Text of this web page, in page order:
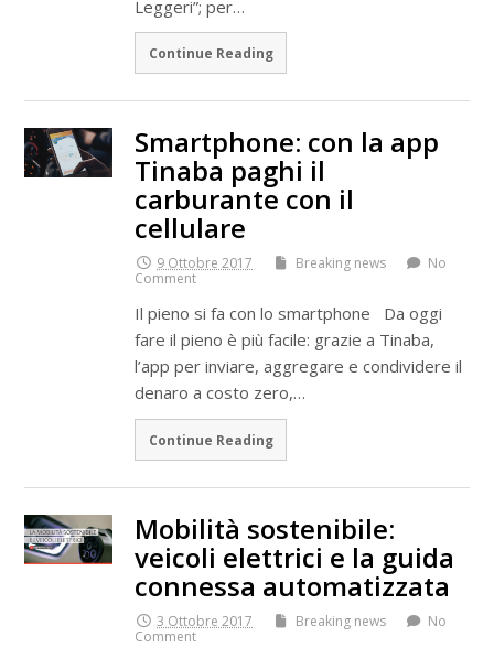
Leggeri”; per…
Continue Reading
Smartphone: con la app
Tinaba paghi il
carburante con il
cellulare
9 Ottobre 2017 Breaking news
No
Comment
Il pieno si fa con lo smartphone Da oggi
fare il pieno è più facile: grazie a Tinaba,
l’app per inviare, aggregare e condividere il
denaro a costo zero,…
Continue Reading
Mobilità sostenibile:
veicoli elettrici e la guida
connessa automatizzata
3 Ottobre 2017 Breaking news
No
Comment